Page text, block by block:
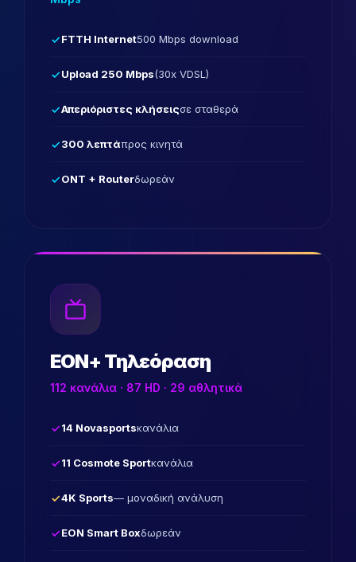
FTTH Internet500 Mbps download
Upload 250 Mbps(30x VDSL)
Απεριόριστες κλήσειςσε σταθερά
300 λεπτάπρος κινητά
ONT + Routerδωρεάν
EON+ Τηλεόραση
112 κανάλια · 87 HD · 29 αθλητικά
14 Novasportsκανάλια
11 Cosmote Sportκανάλια
4K Sports— μοναδική ανάλυση
EON Smart Boxδωρεάν